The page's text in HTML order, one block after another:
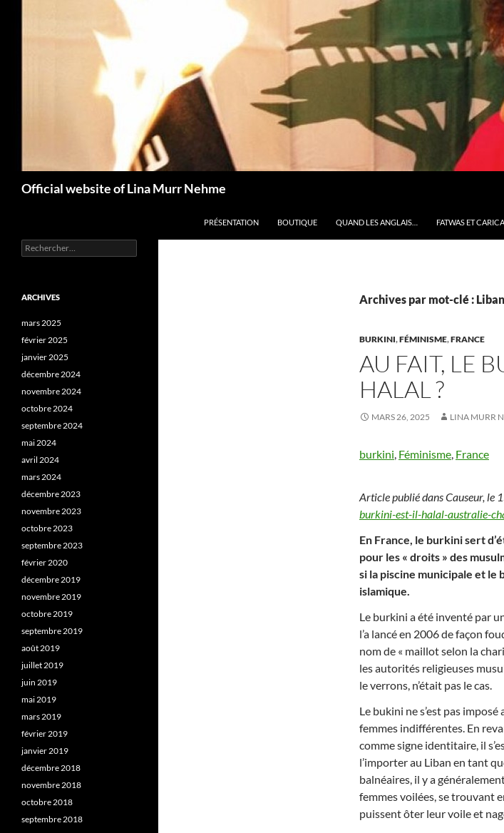
Official website of Lina Murr Nehme
PRÉSENTATION BOUTIQUE QUAND LES ANGLAIS… FATWAS ET
Archives par mot-clé : Liban
BURKINI,FÉMINISME,FRANCE
AU FAIT, LE
HALAL ?
MARS 26, 2025 LINA MURR
burkini, Féminisme, France
Article publié dans Causeur, le
burkini-est-il-halal-australie-
En France, le burkini sert
pour les « droits » des
si la piscine municipale et le
islamique.
Le burkini a été inventé par
l’a lancé en 2006 de façon
nom de « maillot selon la
les autorités religieuses
le verrons, n’était pas le cas.
Le bukini ne s’est pas
femmes indifférentes. En
comme signe identitaire, il
l’importer au Liban en tant
balnéaires, il y a
femmes voilées, se trouvant
puissent ôter leur voile et
Rechercher :
ARCHIVES
mars 2025
février 2025
janvier 2025
décembre 2024
novembre 2024
octobre 2024
septembre 2024
mai 2024
avril 2024
mars 2024
décembre 2023
novembre 2023
octobre 2023
septembre 2023
février 2020
décembre 2019
novembre 2019
octobre 2019
septembre 2019
août 2019
juillet 2019
juin 2019
mai 2019
mars 2019
février 2019
janvier 2019
décembre 2018
novembre 2018
octobre 2018
septembre 2018